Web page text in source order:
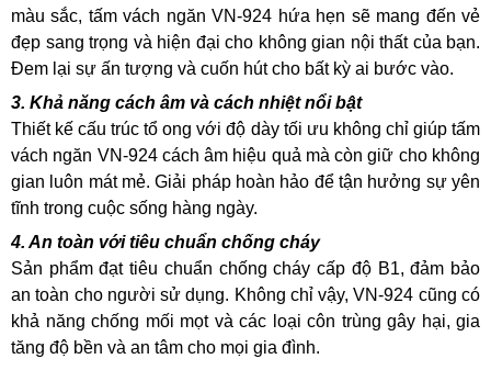
màu sắc, tấm vách ngăn VN-924 hứa hẹn sẽ mang đến vẻ
đẹp sang trọng và hiện đại cho không gian nội thất của bạn.
Đem lại sự ấn tượng và cuốn hút cho bất kỳ ai bước vào.
3. Khả năng cách âm và cách nhiệt nổi bật
Thiết kế cấu trúc tổ ong với độ dày tối ưu không chỉ giúp tấm
vách ngăn VN-924 cách âm hiệu quả mà còn giữ cho không
gian luôn mát mẻ. Giải pháp hoàn hảo để tận hưởng sự yên
tĩnh trong cuộc sống hàng ngày.
4. An toàn với tiêu chuẩn chống cháy
Sản phẩm đạt tiêu chuẩn chống cháy cấp độ B1, đảm bảo
an toàn cho người sử dụng. Không chỉ vậy, VN-924 cũng có
khả năng chống mối mọt và các loại côn trùng gây hại, gia
tăng độ bền và an tâm cho mọi gia đình.